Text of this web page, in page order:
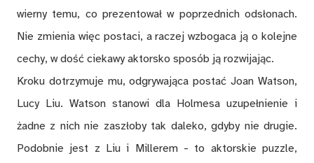
wierny temu, co prezentował w poprzednich odsłonach.
Nie zmienia więc postaci, a raczej wzbogaca ją o kolejne
cechy, w dość ciekawy aktorsko sposób ją rozwijając.
Kroku dotrzymuje mu, odgrywająca postać Joan Watson,
Lucy Liu. Watson stanowi dla Holmesa uzupełnienie i
żadne z nich nie zaszłoby tak daleko, gdyby nie drugie.
Podobnie jest z Liu i Millerem - to aktorskie puzzle,